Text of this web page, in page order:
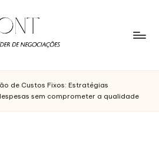
de Custos Fixos: Estratégias
sem comprometer a qualidade